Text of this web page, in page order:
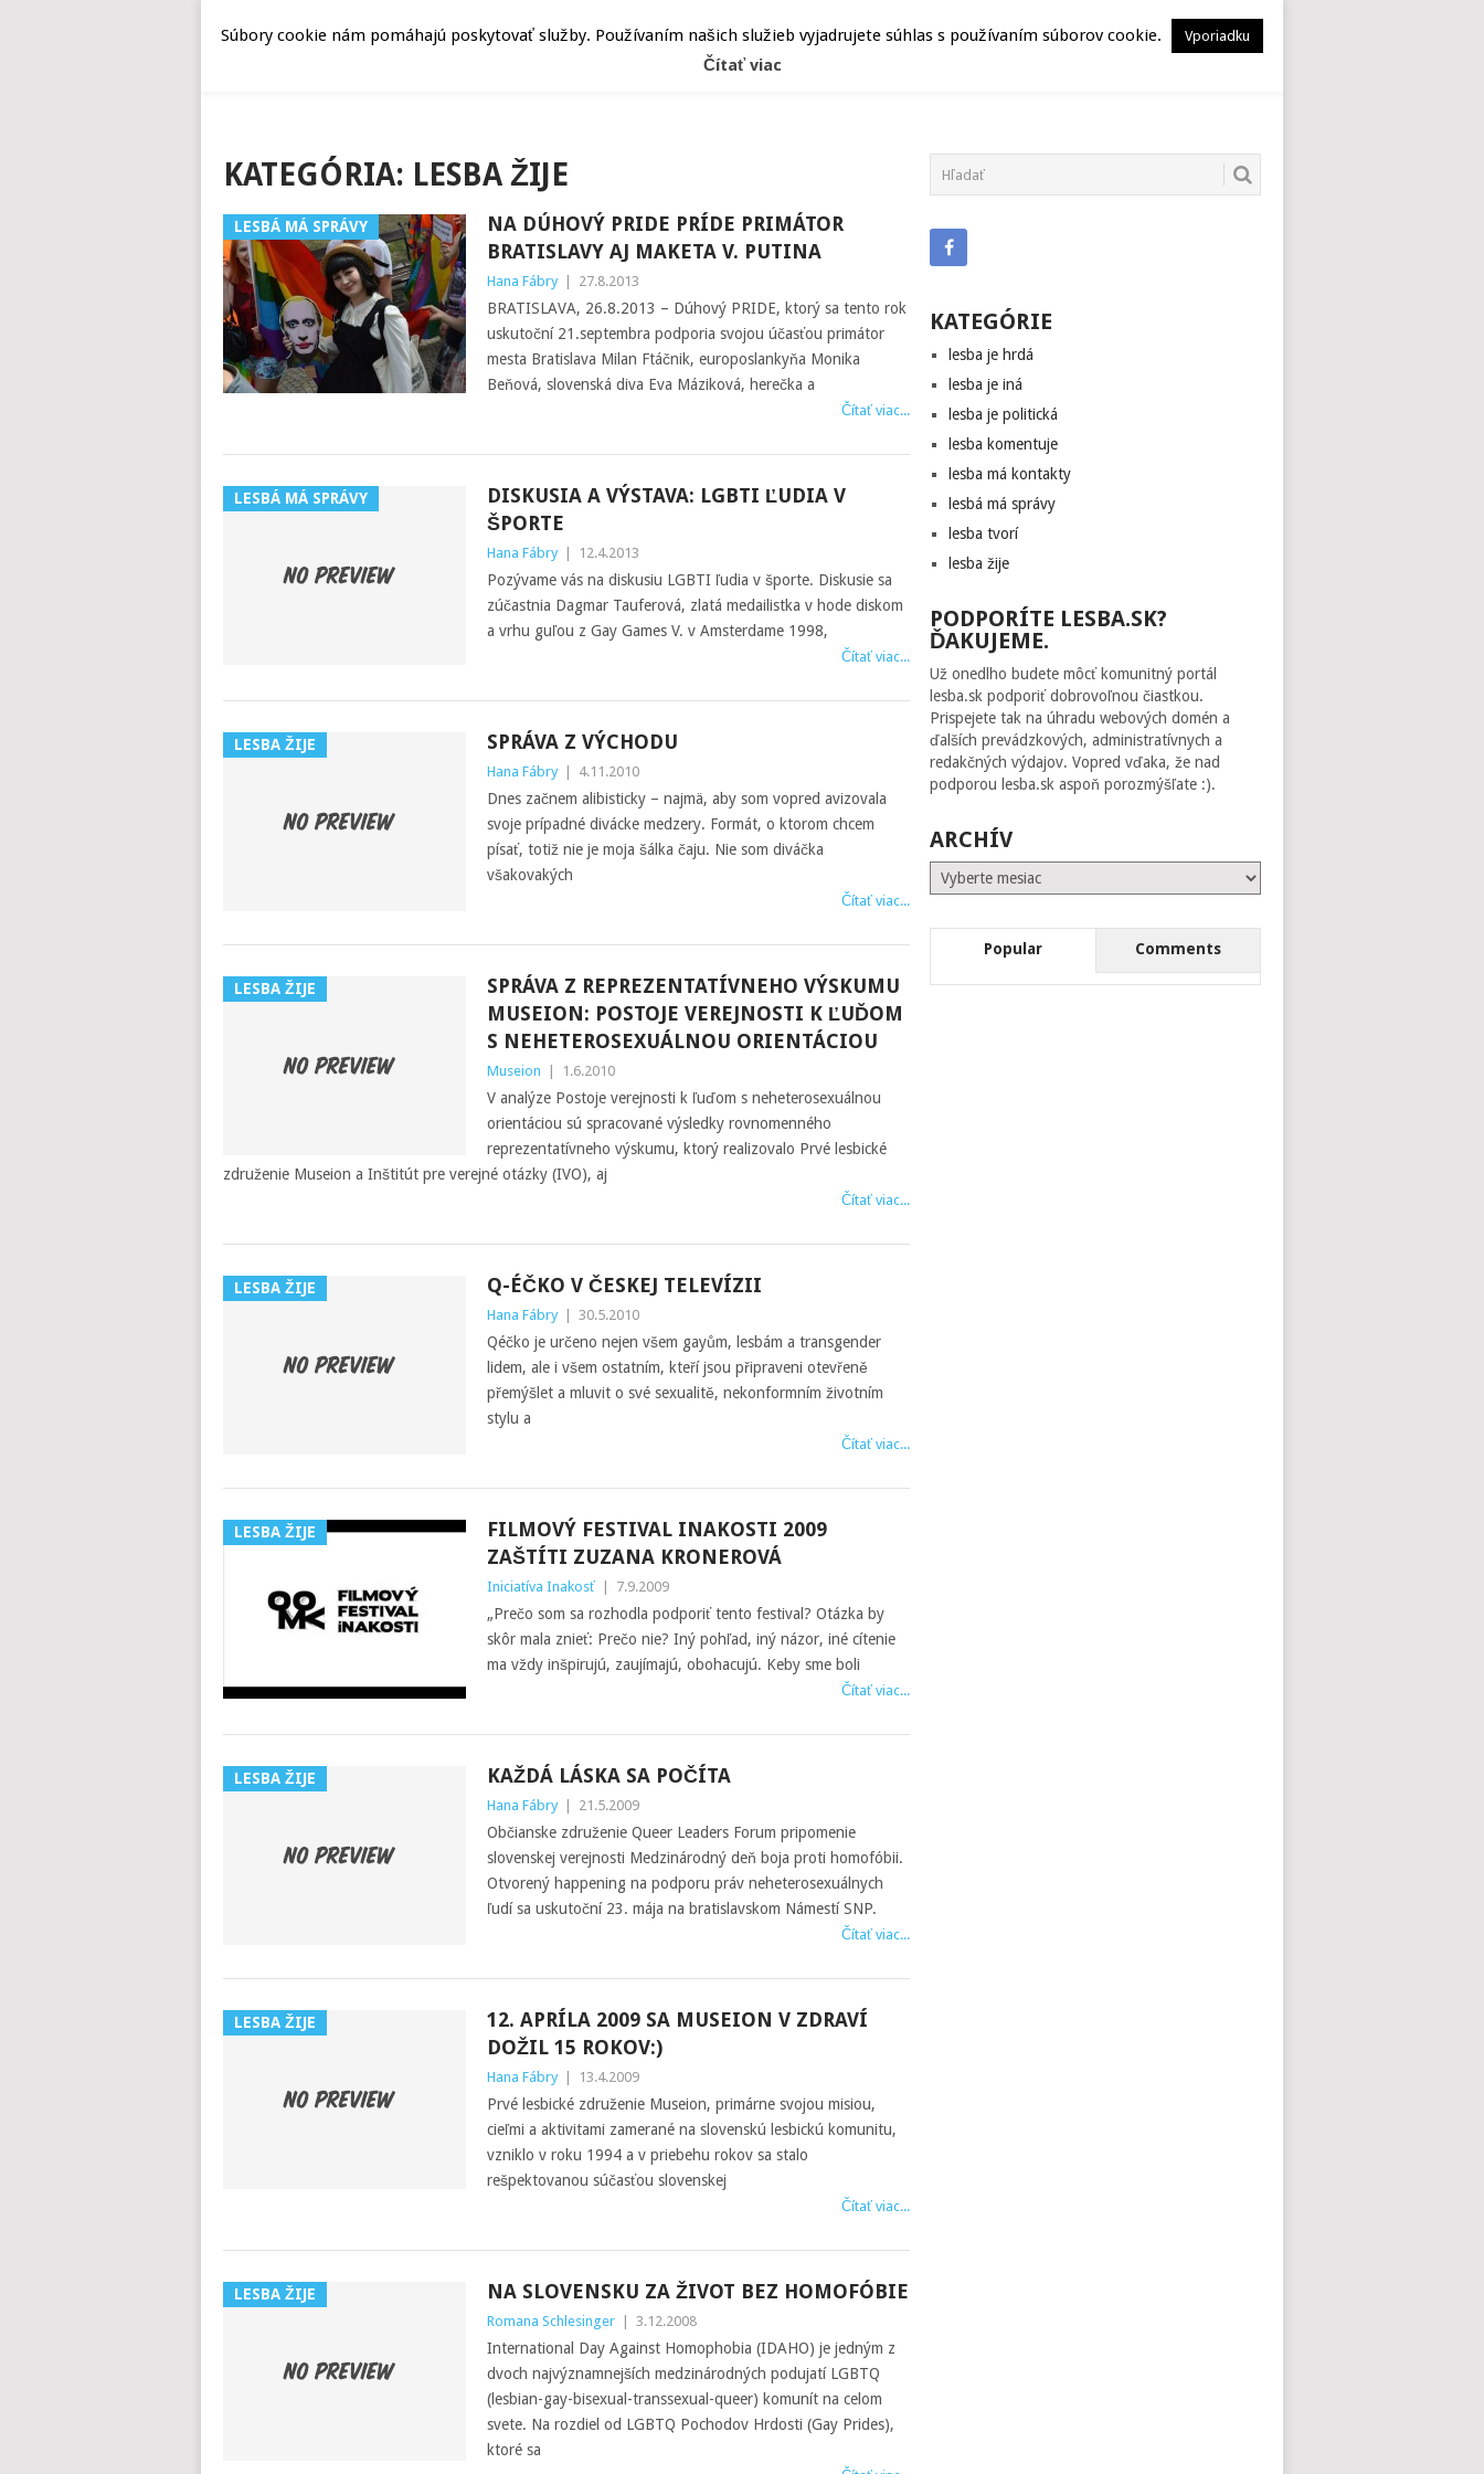
ČLÁNKY HEPY ATRIBÚT HERSTORY MUSEION
KATEGÓRIA: LESBA ŽIJE
LESBÁ MÁ SPRÁVY
NA DÚHOVÝ PRIDE PRÍDE PRIMÁTOR
BRATISLAVY AJ MAKETA V. PUTINA
Hana Fábry 27.8.2013
BRATISLAVA, 26.8.2013 – Dúhový PRIDE, ktorý sa tento rok
uskutoční 21.septembra podporia svojou účasťou primátor
mesta Bratislava Milan Ftáčnik, europoslankyňa Monika
Beňová, slovenská diva Eva Máziková, herečka a
Čítať viac...
LESBÁ MÁ SPRÁVY
DISKUSIA A VÝSTAVA: LGBTI ĽUDIA V
ŠPORTE
Hana Fábry 12.4.2013
Pozývame vás na diskusiu LGBTI ľudia v športe. Diskusie sa
zúčastnia Dagmar Tauferová, zlatá medailistka v hode diskom
a vrhu guľou z Gay Games V. v Amsterdame 1998,
Čítať viac...
LESBA ŽIJE SPRÁVA Z VÝCHODU
Hana Fábry 4.11.2010
Dnes začnem alibisticky – najmä, aby som vopred avizovala
svoje prípadné divácke medzery. Formát, o ktorom chcem
písať, totiž nie je moja šálka čaju. Nie som diváčka
všakovakých
Čítať viac...
LESBA ŽIJE
SPRÁVA Z REPREZENTATÍVNEHO VÝSKUMU
MUSEION: POSTOJE VEREJNOSTI K ĽUĎOM
S NEHETEROSEXUÁLNOU ORIENTÁCIOU
Museion 1.6.2010
V analýze Postoje verejnosti k ľuďom s neheterosexuálnou
orientáciou sú spracované výsledky rovnomenného
reprezentatívneho výskumu, ktorý realizovalo Prvé lesbické
združenie Museion a Inštitút pre verejné otázky (IVO), aj
Čítať viac...
LESBA ŽIJE Q-ÉČKO V ČESKEJ TELEVÍZII
Hana Fábry 30.5.2010
Qéčko je určeno nejen všem gayům, lesbám a transgender
lidem, ale i všem ostatním, kteří jsou připraveni otevřeně
přemýšlet a mluvit o své sexualitě, nekonformním životním
stylu a
Čítať viac...
LESBA ŽIJE
FILMOVÝ FESTIVAL INAKOSTI 2009
ZAŠTÍTI ZUZANA KRONEROVÁ
Iniciatíva Inakosť 7.9.2009
„Prečo som sa rozhodla podporiť tento festival? Otázka by
skôr mala znieť: Prečo nie? Iný pohľad, iný názor, iné cítenie
ma vždy inšpirujú, zaujímajú, obohacujú. Keby sme boli
Čítať viac...
LESBA ŽIJE KAŽDÁ LÁSKA SA POČÍTA
Hana Fábry 21.5.2009
Občianske združenie Queer Leaders Forum pripomenie
slovenskej verejnosti Medzinárodný deň boja proti homofóbii.
Otvorený happening na podporu práv neheterosexuálnych
ľudí sa uskutoční 23. mája na bratislavskom Námestí SNP.
Čítať viac...
LESBA ŽIJE
12. APRÍLA 2009 SA MUSEION V ZDRAVÍ
DOŽIL 15 ROKOV:)
Hana Fábry 13.4.2009
Prvé lesbické združenie Museion, primárne svojou misiou,
cieľmi a aktivitami zamerané na slovenskú lesbickú komunitu,
vzniklo v roku 1994 a v priebehu rokov sa stalo
rešpektovanou súčasťou slovenskej
Čítať viac...
LESBA ŽIJE NA SLOVENSKU ZA ŽIVOT BEZ HOMOFÓBIE
Romana Schlesinger 3.12.2008
International Day Against Homophobia (IDAHO) je jedným z
dvoch najvýznamnejších medzinárodných podujatí LGBTQ
(lesbian-gay-bisexual-transsexual-queer) komunít na celom
svete. Na rozdiel od LGBTQ Pochodov Hrdosti (Gay Prides),
ktoré sa
KATEGÓRIE
lesba je hrdá
lesba je iná
lesba je politická
lesba komentuje
lesba má kontakty
lesbá má správy
lesba tvorí
lesba žije
PODPORÍTE LESBA.SK?
ĎAKUJEME.
Už onedlho budete môcť komunitný portál
lesba.sk podporiť dobrovoľnou čiastkou.
Prispejete tak na úhradu webových domén a
ďalších prevádzkových, administratívnych a
redakčných výdajov. Vopred vďaka, že nad
podporou lesba.sk aspoň porozmýšľate :).
ARCHÍV
Archív
Popular Comments
Súbory cookie nám pomáhajú poskytovať služby. Používaním našich služieb vyjadrujete súhlas s používaním súborov cookie. Vporiadku
Čítať viac